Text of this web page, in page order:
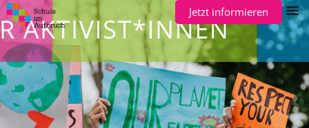
Jetzt informieren